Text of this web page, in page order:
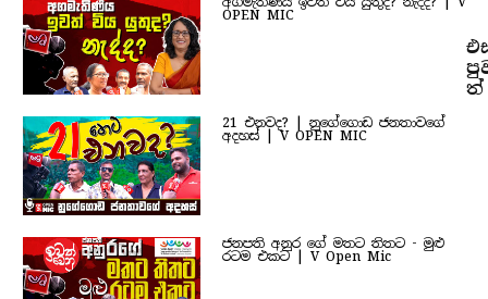
OPEN MIC
21 එනවද? | නුගේගොඩ ජනතාවගේ
අදහස් | V OPEN MIC
ජනපති අනුර ගේ මතට තිතට - මුළු
රටම එකට | V Open Mic
ත්